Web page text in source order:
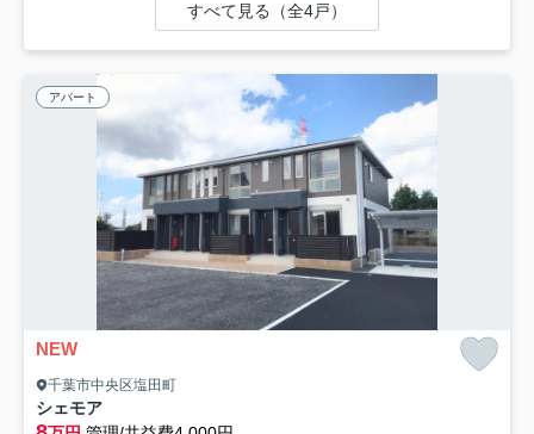
すべて見る（全4戸）
アパート
NEW
千葉市中央区塩田町
シェモア